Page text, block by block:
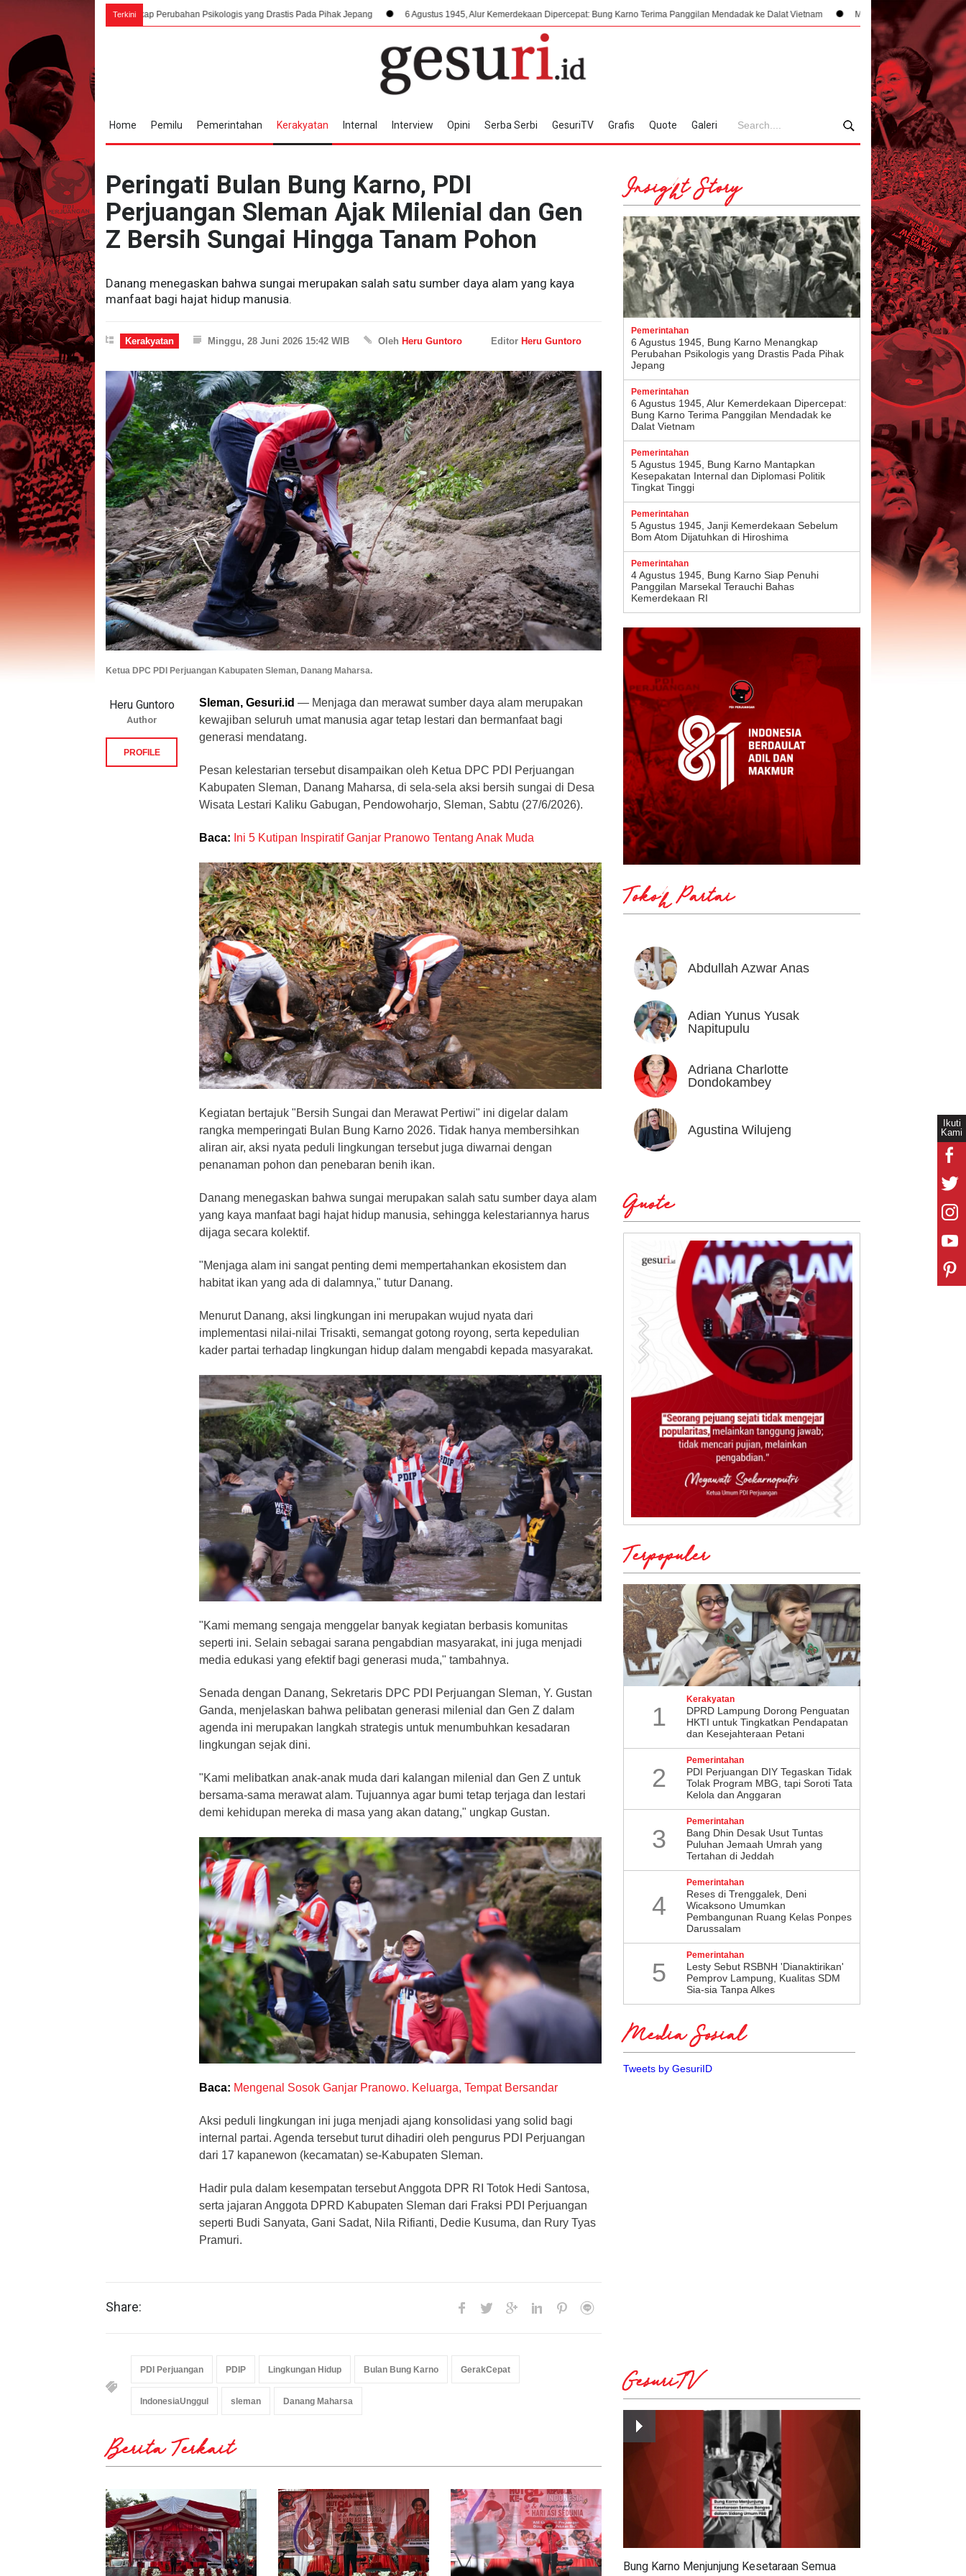
Ikuti
Kami
Terkini
Menangkap Perubahan Psikologis yang Drastis Pada Pihak Jepang 6 Agustus 1945, Alur Kemerdekaan Dipercepat: Bung Karno Terima Panggilan Mendadak ke Dalat Vietnam Mengklaim Nusantara di Dataran Tinggi
Home Pemilu Pemerintahan Kerakyatan Internal Interview Opini Serba Serbi GesuriTV Grafis Quote Galeri
Peringati Bulan Bung Karno, PDI
Perjuangan Sleman Ajak Milenial dan Gen
Z Bersih Sungai Hingga Tanam Pohon
Danang menegaskan bahwa sungai merupakan salah satu sumber daya alam yang kaya
manfaat bagi hajat hidup manusia.
Kerakyatan Minggu, 28 Juni 2026 15:42 WIB Oleh Heru Guntoro Editor Heru Guntoro
Ketua DPC PDI Perjuangan Kabupaten Sleman, Danang Maharsa.
Sleman, Gesuri.id — Menjaga dan merawat sumber daya alam merupakan
kewajiban seluruh umat manusia agar tetap lestari dan bermanfaat bagi
generasi mendatang.
Pesan kelestarian tersebut disampaikan oleh Ketua DPC PDI Perjuangan
Kabupaten Sleman, Danang Maharsa, di sela-sela aksi bersih sungai di Desa
Wisata Lestari Kaliku Gabugan, Pendowoharjo, Sleman, Sabtu (27/6/2026).
Baca: Ini 5 Kutipan Inspiratif Ganjar Pranowo Tentang Anak Muda
Kegiatan bertajuk "Bersih Sungai dan Merawat Pertiwi" ini digelar dalam
rangka memperingati Bulan Bung Karno 2026. Tidak hanya membersihkan
aliran air, aksi nyata peduli lingkungan tersebut juga diwarnai dengan
penanaman pohon dan penebaran benih ikan.
Danang menegaskan bahwa sungai merupakan salah satu sumber daya alam
yang kaya manfaat bagi hajat hidup manusia, sehingga kelestariannya harus
dijaga secara kolektif.
"Menjaga alam ini sangat penting demi mempertahankan ekosistem dan
habitat ikan yang ada di dalamnya," tutur Danang.
Menurut Danang, aksi lingkungan ini merupakan wujud nyata dari
implementasi nilai-nilai Trisakti, semangat gotong royong, serta kepedulian
kader partai terhadap lingkungan hidup dalam mengabdi kepada masyarakat.
"Kami memang sengaja menggelar banyak kegiatan berbasis komunitas
seperti ini. Selain sebagai sarana pengabdian masyarakat, ini juga menjadi
media edukasi yang efektif bagi generasi muda," tambahnya.
Senada dengan Danang, Sekretaris DPC PDI Perjuangan Sleman, Y. Gustan
Ganda, menjelaskan bahwa pelibatan generasi milenial dan Gen Z dalam
agenda ini merupakan langkah strategis untuk menumbuhkan kesadaran
lingkungan sejak dini.
"Kami melibatkan anak-anak muda dari kalangan milenial dan Gen Z untuk
bersama-sama merawat alam. Tujuannya agar bumi tetap terjaga dan lestari
demi kehidupan mereka di masa yang akan datang," ungkap Gustan.
Baca: Mengenal Sosok Ganjar Pranowo. Keluarga, Tempat Bersandar
Aksi peduli lingkungan ini juga menjadi ajang konsolidasi yang solid bagi
internal partai. Agenda tersebut turut dihadiri oleh pengurus PDI Perjuangan
dari 17 kapanewon (kecamatan) se-Kabupaten Sleman.
Hadir pula dalam kesempatan tersebut Anggota DPR RI Totok Hedi Santosa,
serta jajaran Anggota DPRD Kabupaten Sleman dari Fraksi PDI Perjuangan
seperti Budi Sanyata, Gani Sadat, Nila Rifianti, Dedie Kusuma, dan Rury Tyas
Pramuri.
Heru Guntoro
Author
PROFILE
Share:
PDI Perjuangan PDIP Lingkungan Hidup Bulan Bung Karno GerakCepat
IndonesiaUnggul sleman Danang Maharsa
Berita Terkait
Insight Story
Pemerintahan
6 Agustus 1945, Bung Karno Menangkap
Perubahan Psikologis yang Drastis Pada Pihak
Jepang
Pemerintahan
6 Agustus 1945, Alur Kemerdekaan Dipercepat:
Bung Karno Terima Panggilan Mendadak ke
Dalat Vietnam
Pemerintahan
5 Agustus 1945, Bung Karno Mantapkan
Kesepakatan Internal dan Diplomasi Politik
Tingkat Tinggi
Pemerintahan
5 Agustus 1945, Janji Kemerdekaan Sebelum
Bom Atom Dijatuhkan di Hiroshima
Pemerintahan
4 Agustus 1945, Bung Karno Siap Penuhi
Panggilan Marsekal Terauchi Bahas
Kemerdekaan RI
Tokoh Partai
Abdullah Azwar Anas
Adian Yunus Yusak
Napitupulu
Adriana Charlotte
Dondokambey
Agustina Wilujeng Andi
Quote
Terpopuler
1
Kerakyatan
DPRD Lampung Dorong Penguatan
HKTI untuk Tingkatkan Pendapatan
dan Kesejahteraan Petani
2
Pemerintahan
PDI Perjuangan DIY Tegaskan Tidak
Tolak Program MBG, tapi Soroti Tata
Kelola dan Anggaran
3
Pemerintahan
Bang Dhin Desak Usut Tuntas
Puluhan Jemaah Umrah yang
Tertahan di Jeddah
4
Pemerintahan
​Reses di Trenggalek, Deni
Wicaksono Umumkan
Pembangunan Ruang Kelas Ponpes
Darussalam
5
Pemerintahan
Lesty Sebut RSBNH 'Dianaktirikan'
Pemprov Lampung, Kualitas SDM
Sia-sia Tanpa Alkes
Media Sosial
Tweets by GesuriID
GesuriTV
Bung Karno Menjunjung Kesetaraan Semua